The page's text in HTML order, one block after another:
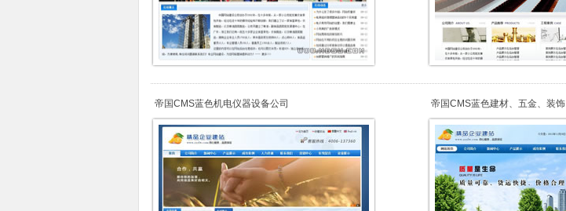
帝国CMS蓝色机电仪器设备公司 帝国CMS蓝色建材、五金、装饰